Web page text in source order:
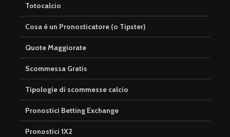
Totocalcio
Cosa è un Pronosticatore (o Tipster)
Quote Maggiorate
Scommessa Gratis
Tipologie di scommesse calcio
Pronostici Betting Exchange
Pronostici 1X2